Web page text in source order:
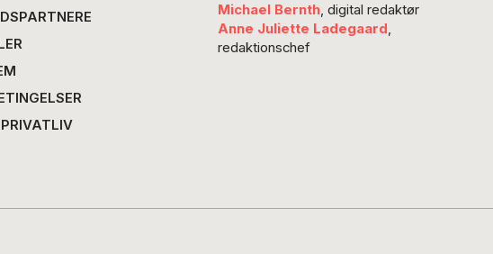
Michael Bernth, digital redaktør
Anne Juliette Ladegaard ,
redaktionschef